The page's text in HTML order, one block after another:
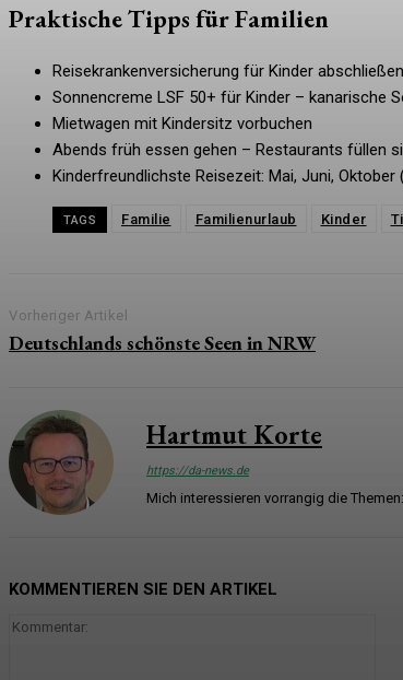
Praktische Tipps für Familien
Reisekrankenversicherung für Kinder abschließen
Sonnencreme LSF 50+ für Kinder – kanarische
Mietwagen mit Kindersitz vorbuchen
Abends früh essen gehen – Restaurants füllen
Kinderfreundlichste Reisezeit: Mai, Juni,
TAGS Familie Familienurlaub Kinder
Vorheriger Artikel
Deutschlands schönste Seen in NRW
Hartmut Korte
https://da-news.de
Mich interessieren vorrangig die
KOMMENTIEREN SIE DEN ARTIKEL